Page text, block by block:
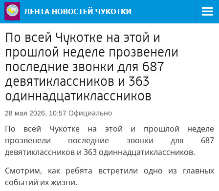
По всей Чукотке на этой и
прошлой неделе прозвенели
последние звонки для 687
девятиклассников и 363
одиннадцатиклассников
28 мая 2026, 10:57 Официально
По всей Чукотке на этой и прошлой неделе
прозвенели последние звонки для 687
девятиклассников и 363 одиннадцатиклассников.
Смотрим, как ребята встретили одно из главных
событий их жизни.